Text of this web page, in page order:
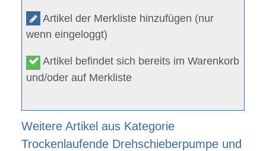
Artikel der Merkliste hinzufügen (nur
wenn eingeloggt)
Artikel befindet sich bereits im Warenkorb
und/oder auf Merkliste
Weitere Artikel aus Kategorie
Trockenlaufende Drehschieberpumpe und